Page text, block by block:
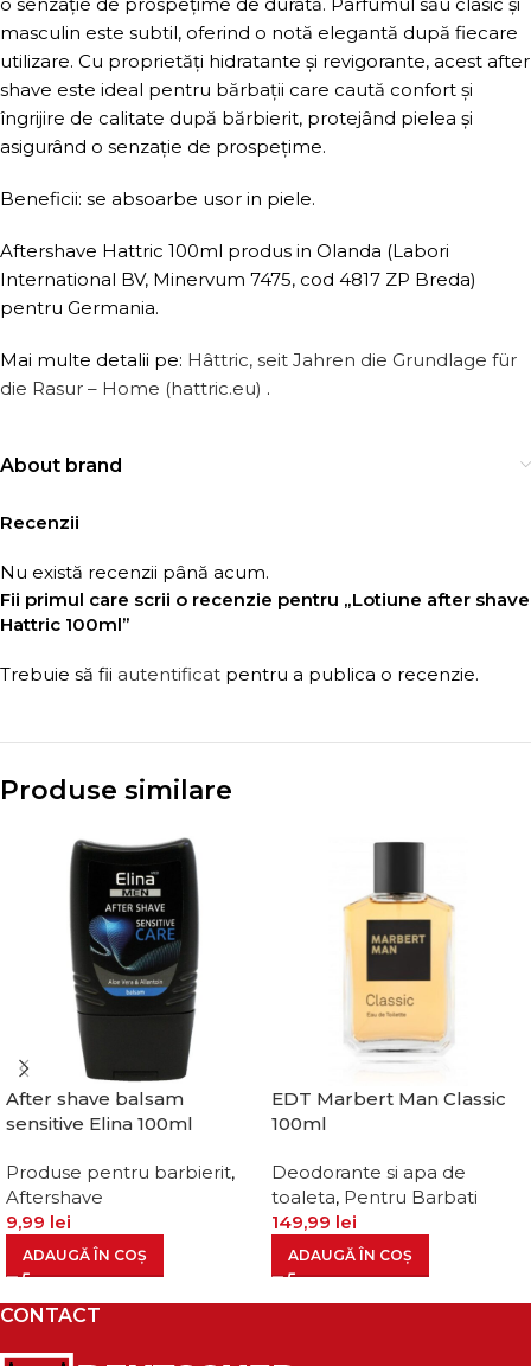
masculin este subtil, oferind o notă elegantă după fiecare
utilizare. Cu proprietăți hidratante și revigorante, acest after
shave este ideal pentru bărbații care caută confort și
îngrijire de calitate după bărbierit, protejând pielea și
asigurând o senzație de prospețime.
Beneficii: se absoarbe usor in piele.
Aftershave Hattric 100ml produs in Olanda (Labori
International BV, Minervum 7475, cod 4817 ZP Breda)
pentru Germania.
Mai multe detalii pe: Hâttric, seit Jahren die Grundlage für
die Rasur – Home (hattric.eu) .
About brand
Recenzii
Nu există recenzii până acum.
Fii primul care scrii o recenzie pentru „Lotiune after shave
Hattric 100ml”
Trebuie să fii autentificat pentru a publica o recenzie.
Produse similare
After shave balsam
sensitive Elina 100ml
Produse pentru barbierit,
Aftershave
9,99 lei
ADAUGĂ ÎN COȘ
EDT Marbert Man Classic
100ml
Deodorante si apa de
toaleta, Pentru Barbati
149,99 lei
ADAUGĂ ÎN COȘ
CONTACT